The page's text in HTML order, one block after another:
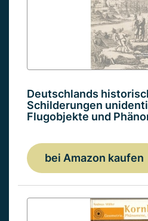
Deutschlands
Schilderungen
Flugobjekte und
bei Amazon kaufen